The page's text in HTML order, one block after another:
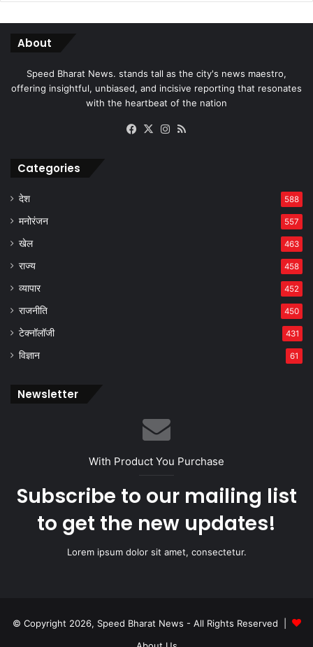
About
Speed Bharat News. stands tall as the city's news maestro,
offering insightful, unbiased, and incisive reporting that resonates
with the heartbeat of the nation
Facebook
X Instagram
Categories
देश 588
मनोरंजन 557
खेल 463
राज्य 458
व्यापार 452
राजनीति 450
टेक्नॉलॉजी 431
विज्ञान 61
Newsletter
With Product You Purchase
Subscribe to our mailing list
to get the new updates!
Lorem ipsum dolor sit amet, consectetur.
© Copyright 2026, Speed Bharat News - All Rights Reserved |